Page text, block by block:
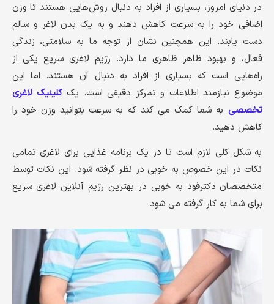
در دنیای امروز، بسیاری از افراد به دنبال روش‌هایی هستند تا وزن
اضافی خود را به سرعت کاهش دهند و به یک بدن لاغر و سالم
دست یابند. این همچنین نشان از توجه ما به سلامتی، زندگی
فعال، و بهبود ظاهر ظاهری ما دارد. رژیم لاغری سریع یکی از
راه‌هایی است که بسیاری از افراد به دنبال آن هستند. اما این
موضوع نیازمند اطلاعات و تمرکز دقیقی است. یککلینیک لاغری
تخصصی به شما کمک می کند که به سرعت بتوانید وزن خود را
کاهش دهید.
به شکل کلی لازم است تا در یک برنامه غذایی برای لاغری تمامی
نکات در این خصوص به خوبی در نظر گرفته شود. این نکات توسط
متخصصان دکترفود به خوبی در بهترین رژیم آنلاین لاغری سریع
برای شما به کار گرفته می شود.